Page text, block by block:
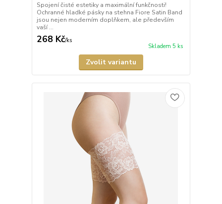
Spojení čisté estetiky a maximální funkčnosti!
Ochranné hladké pásky na stehna Fiore Satin Band
jsou nejen moderním doplňkem, ale především
vaší ...
268 Kč/ks
Skladem 5 ks
Zvolit variantu